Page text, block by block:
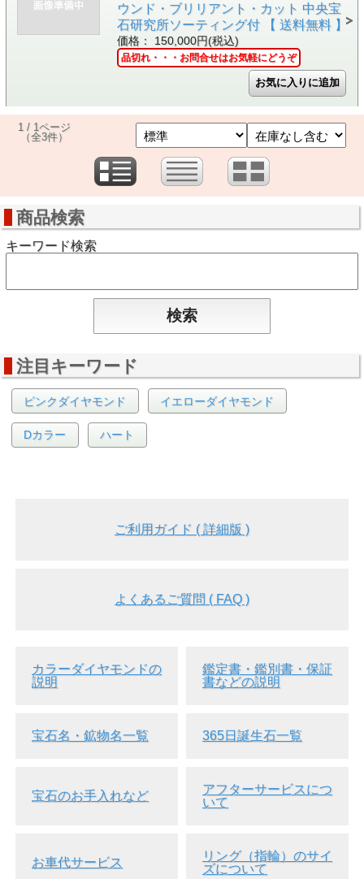
ウンド・ブリリアント・カット 中央宝
石研究所ソーティング付 【 送料無料 】
価格： 150,000円(税込)
品切れ・・・お問合せはお気軽にどうぞ
1 / 1ページ
（全3件）
商品検索
キーワード検索
注目キーワード
ピンクダイヤモンド イエローダイヤモンド
Dカラー ハート
ご利用ガイド ( 詳細版 )
よくあるご質問 ( FAQ )
カラーダイヤモンドの
説明
鑑定書・鑑別書・保証
書などの説明
宝石名・鉱物名一覧 365日誕生石一覧
宝石のお手入れなど
アフターサービスにつ
いて
お車代サービス
リング（指輪）のサイ
ズについて